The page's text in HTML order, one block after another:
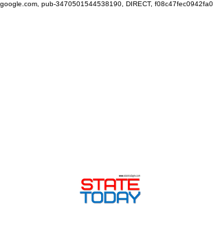
google.com, pub-3470501544538190, DIRECT, f08c47fec0942fa0